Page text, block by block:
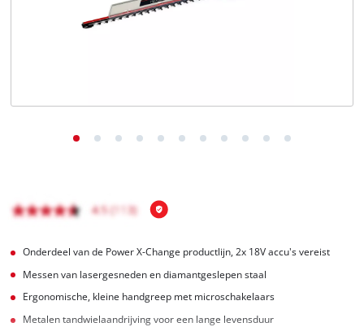
Onderdeel van de Power X-Change productlijn, 2x 18V accu's vereist
Messen van lasergesneden en diamantgeslepen staal
Ergonomische, kleine handgreep met microschakelaars
Metalen tandwielaandrijving voor een lange levensduur